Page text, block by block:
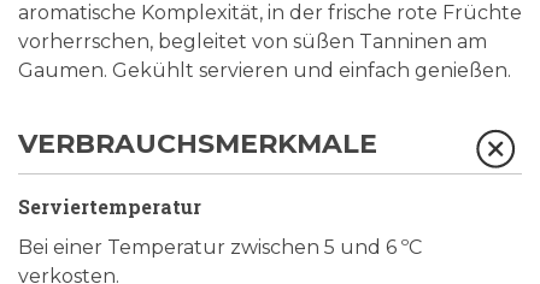
aromatische Komplexität, in der frische rote Früchte
vorherrschen, begleitet von süßen Tanninen am
Gaumen. Gekühlt servieren und einfach genießen.
VERBRAUCHSMERKMALE
Serviertemperatur
Bei einer Temperatur zwischen 5 und 6 ºC
verkosten.